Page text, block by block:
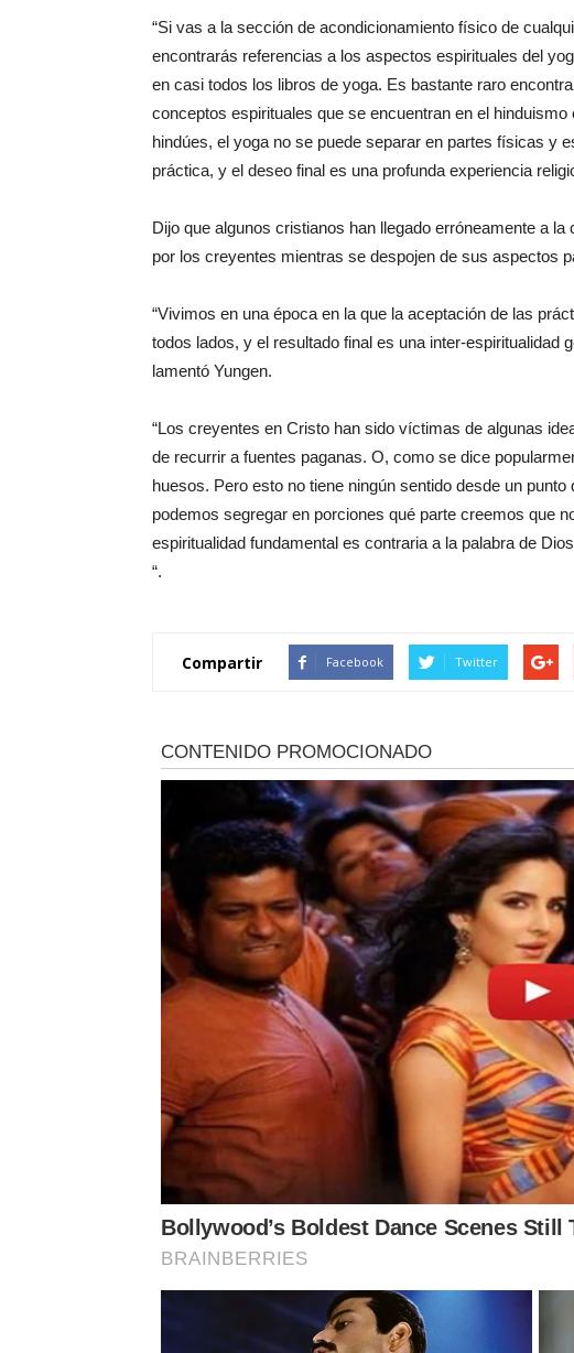
“Si vas a la sección de acondicionamiento físico de
encontrarás referencias a los aspectos espirituales del
en casi todos los libros de yoga. Es bastante raro
conceptos espirituales que se encuentran en el hinduismo
hindúes, el yoga no se puede separar en partes físicas y
práctica, y el deseo final es una profunda experiencia
Dijo que algunos cristianos han llegado erróneamente a
por los creyentes mientras se despojen de sus aspectos
“Vivimos en una época en la que la aceptación de las
todos lados, y el resultado final es una inter-espiritualidad
lamentó Yungen.
“Los creyentes en Cristo han sido víctimas de algunas
de recurrir a fuentes paganas. O, como se dice
huesos. Pero esto no tiene ningún sentido desde un
podemos segregar en porciones qué parte creemos que
espiritualidad fundamental es contraria a la palabra de
“.
Compartir Facebook Twitter